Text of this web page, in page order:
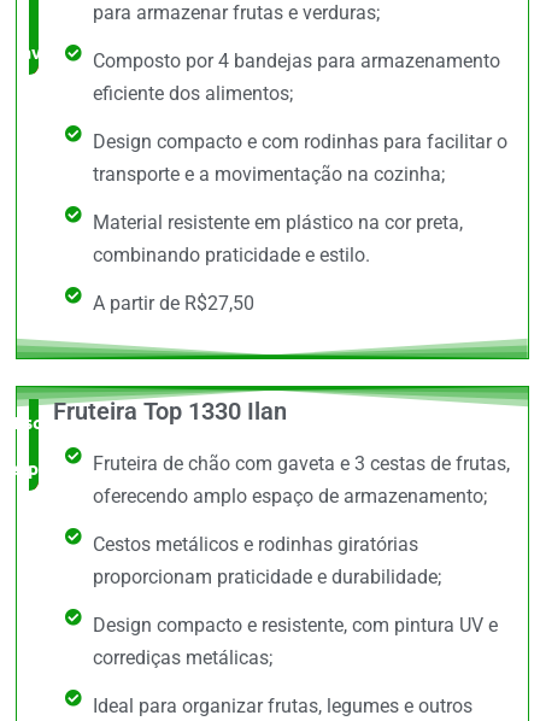
avaliado!
para armazenar frutas e verduras;
Composto por 4 bandejas para armazenamento
eficiente dos alimentos;
Design compacto e com rodinhas para facilitar o
transporte e a movimentação na cozinha;
Material resistente em plástico na cor preta,
combinando praticidade e estilo.
A partir de R$27,50
Escolha do
especialista
Fruteira Top 1330 Ilan
Fruteira de chão com gaveta e 3 cestas de frutas,
oferecendo amplo espaço de armazenamento;
Cestos metálicos e rodinhas giratórias
proporcionam praticidade e durabilidade;
Design compacto e resistente, com pintura UV e
corrediças metálicas;
Ideal para organizar frutas, legumes e outros